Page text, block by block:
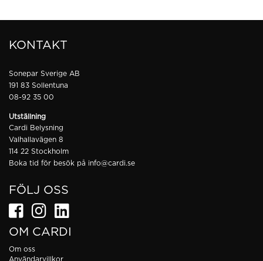
KONTAKT
Sonepar Sverige AB
191 83 Sollentuna
08-92 35 00
Utställning
Cardi Belysning
Valhallavägen 8
114 22 Stockholm
Boka tid för besök på info@cardi.se
FÖLJ OSS
OM CARDI
Om oss
Användarvillkor